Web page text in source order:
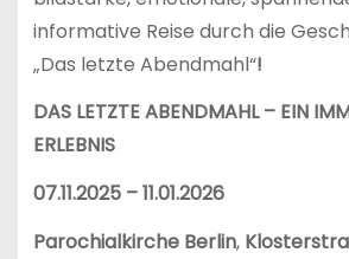
informative Reise durch die
„Das letzte Abendmahl“!
DAS LETZTE ABENDMAHL – EIN
ERLEBNIS
07.11.2025 – 11.01.2026
Parochialkirche Berlin,